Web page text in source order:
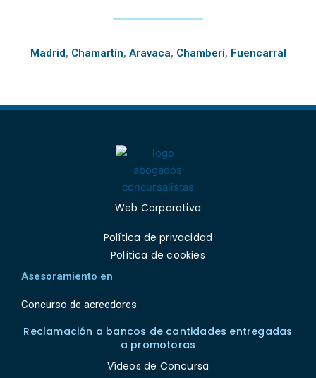
Madrid, Chamartín, Aravaca, Chamberí, Fuencarral
Web Corporativa
Política de privacidad
Política de cookies
Asesoramiento en
Concurso de acreedores
Reclamación a bancos de cantidades entregadas
a promotoras
Vídeos de Concursa